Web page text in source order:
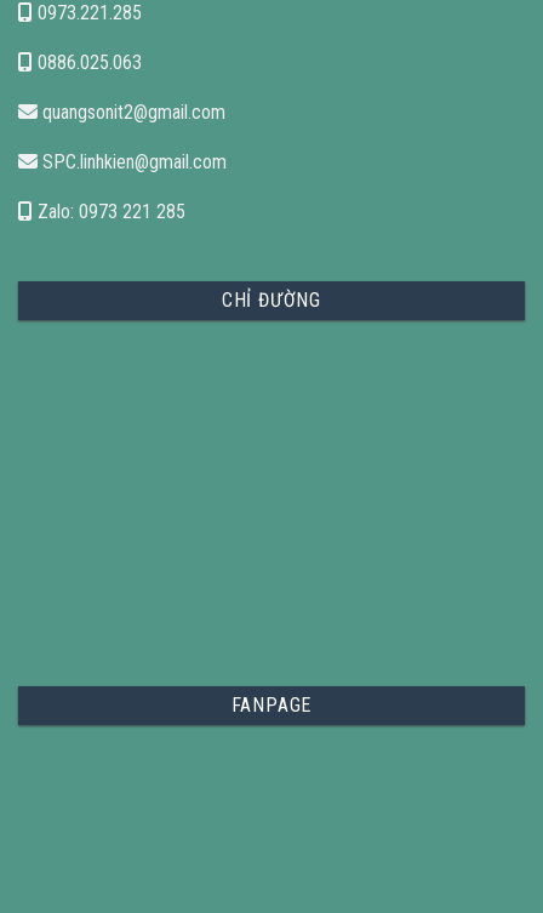
0973.221.285
0886.025.063
quangsonit2@gmail.com
SPC.linhkien@gmail.com
Zalo: 0973 221 285
CHỈ ĐƯỜNG
FANPAGE